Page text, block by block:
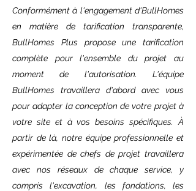
Construction du site:
Notre équipe de gestion de la
construction vous assure que votre
chantier de construction sera terminé avec
le même soin et la même qualité que
votre maison BullHomes.
Projet et conception:
Le but principal du service est la création
d'une maison personnalisée, s'adaptant
aux besoins du client. Dans cette phase, le
client participe au processus, façonne le
Conformément à l'engagement d'BullHomes
en matière de tarification transparente,
BullHomes Plus propose une tarification
complète pour l'ensemble du projet au
moment de l'autorisation. L'équipe
BullHomes travaillera d'abord avec vous
pour adapter la conception de votre projet à
votre site et à vos besoins spécifiques. À
partir de là, notre équipe professionnelle et
expérimentée de chefs de projet travaillera
avec nos réseaux de chaque service, y
compris l'excavation, les fondations, les